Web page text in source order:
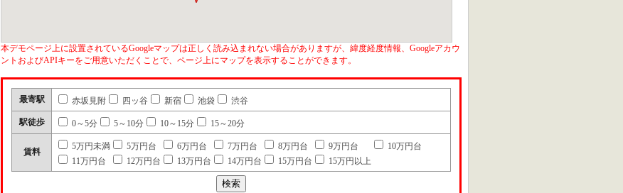
本デモページ上に設置されているGoogleマップは正しく読み込まれない場合がありますが、緯度経度情報、Googleアカウ
ントおよびAPIキーをご用意いただくことで、ページ上にマップを表示することができます。
最寄駅 赤坂見附 四ッ谷 新宿 池袋 渋谷
駅徒歩 0～5分 5～10分 10～15分 15～20分
賃料
5万円未満 5万円台 6万円台 7万円台 8万円台 9万円台
10万円台
11万円台
12万円台 13万円台 14万円台 15万円台 15万円以上